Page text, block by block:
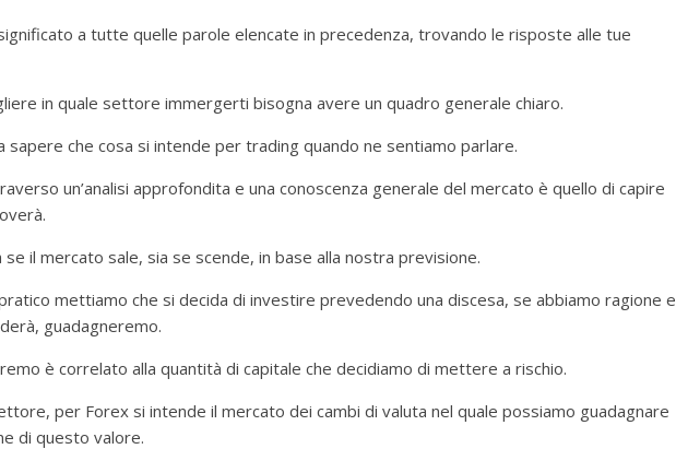
a tutte quelle parole elencate in precedenza, trovando le risposte alle tue
in quale settore immergerti bisogna avere un quadro generale chiaro.
sapere che cosa si intende per trading quando ne sentiamo parlare.
un’analisi approfondita e una conoscenza generale del mercato è quello di capire
se il mercato sale, sia se scende, in base alla nostra previsione.
mettiamo che si decida di investire prevedendo una discesa, se abbiamo ragione e
guadagneremo.
è correlato alla quantità di capitale che decidiamo di mettere a rischio.
per Forex si intende il mercato dei cambi di valuta nel quale possiamo guadagnare
di questo valore.